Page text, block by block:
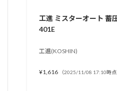
工進 ミスターオート 蓄
401E
工進(KOSHIN)
¥1,616 （2025/11/08 17:10時点